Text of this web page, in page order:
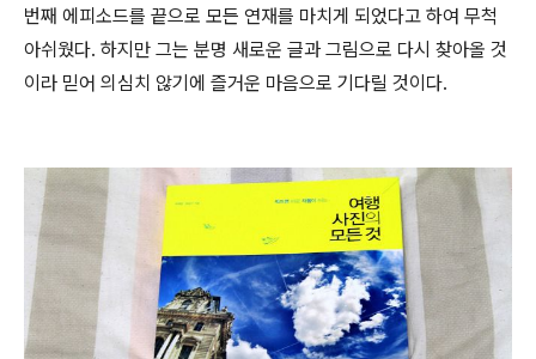
번째 에피소드를 끝으로 모든 연재를 마치게 되었다고 하여 무척
아쉬웠다. 하지만 그는 분명 새로운 글과 그림으로 다시 찾아올 것
이라 믿어 의심치 않기에 즐거운 마음으로 기다릴 것이다.